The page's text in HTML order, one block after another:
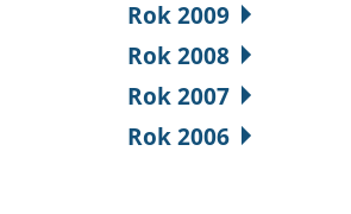
Rok 2009
Rok 2008
Rok 2007
Rok 2006